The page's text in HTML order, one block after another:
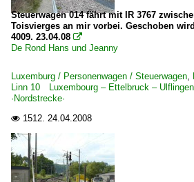
Steuerwagen 014 fährt mit IR 3767
Toisvierges an mir vorbei. Geschoben
4009. 23.04.08 
De Rond Hans und Jeanny
Luxemburg / Personenwagen / Steuerwagen,
Linn 10 Luxembourg – Ettelbruck –
·Nordstrecke·
 1512. 24.04.2008